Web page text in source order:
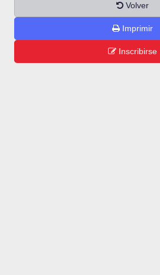
Volver
Imprimir
Inscribirse